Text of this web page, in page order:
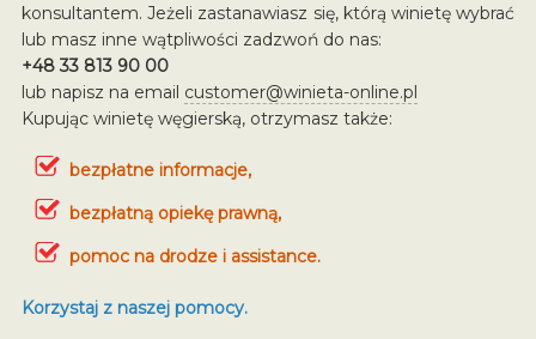
konsultantem. Jeżeli zastanawiasz się, którą winietę wybrać
lub masz inne wątpliwości zadzwoń do nas:
+48 33 813 90 00
lub napisz na email customer@winieta-online.pl
Kupując winietę węgierską, otrzymasz także:
bezpłatne informacje,
bezpłatną opiekę prawną,
pomoc na drodze i assistance.
Korzystaj z naszej pomocy.